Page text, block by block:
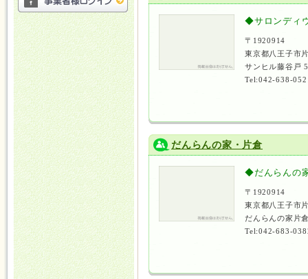
◆サロンディ
〒1920914
東京都八王子市
サンヒル藤谷戸
Tel:042-638-
だんらんの家・片倉
◆だんらんの
〒1920914
東京都八王子市
だんらんの家片
Tel:042-683-